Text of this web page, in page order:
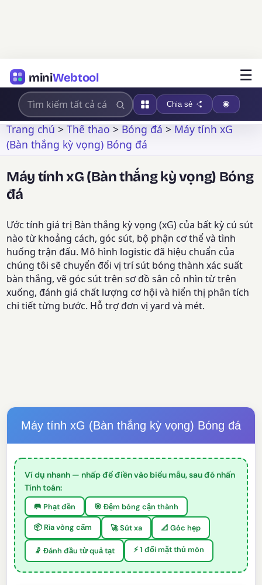
miniWebtool ☰
Chia sẻ
Trang chủ>Thể thao>Bóng đá>Máy tính xG
(Bàn thắng kỳ vọng) Bóng đá
Máy tính xG (Bàn thắng kỳ vọng) Bóng
đá
Ước tính giá trị Bàn thắng kỳ vọng (xG) của bất kỳ cú sút
nào từ khoảng cách, góc sút, bộ phận cơ thể và tình
huống trận đấu. Mô hình logistic đã hiệu chuẩn của
chúng tôi sẽ chuyển đổi vị trí sút bóng thành xác suất
bàn thắng, vẽ góc sút trên sơ đồ sân cỏ nhìn từ trên
xuống, đánh giá chất lượng cơ hội và hiển thị phân tích
chi tiết từng bước. Hỗ trợ đơn vị yard và mét.
Máy tính xG (Bàn thắng kỳ vọng) Bóng đá
Ví dụ nhanh — nhấp để điền vào biểu mẫu, sau đó nhấn
Tính toán:
🥅 Phạt đền 🎯 Đệm bóng cận thành
📦 Rìa vòng cấm 🚀 Sút xa 📐 Góc hẹp
🤾 Đánh đầu từ quả tạt ⚡ 1 đối mặt thủ môn